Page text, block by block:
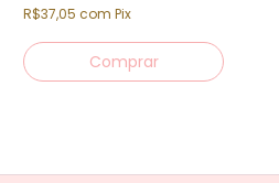
R$37,05 com Pix